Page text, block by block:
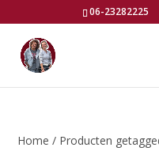
06-23282225
Home / Producten